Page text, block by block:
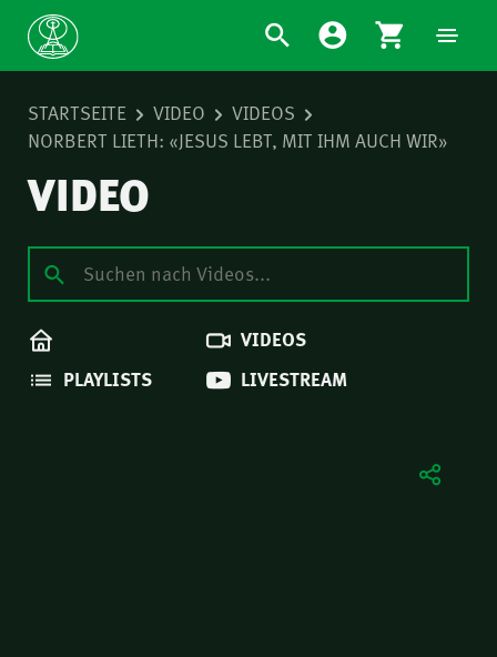
STARTSEITE VIDEO
VIDEOS
NORBERT LIETH: «JESUS LEBT, MIT IHM AUCH WIR»
VIDEO
VIDEOS
PLAYLISTS
LIVESTREAM